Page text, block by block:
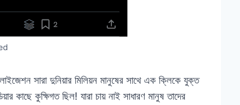
সারা দুনিয়ার মিলিয়ন মানুষের সাথে এক ক্লিকে যুক্ত
কাছে কুক্ষিগত ছিল! যারা চায় নাই সাধারণ মানুষ তাদের